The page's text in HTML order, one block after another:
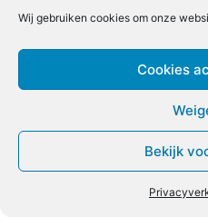
Wij gebruiken cookies om onze
Cookies
Bekijk
Gekiemde hennep als
15 september 2021